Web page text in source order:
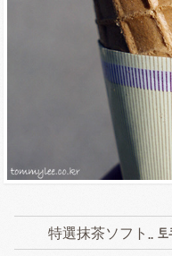
特選抹茶ソフト.. 토